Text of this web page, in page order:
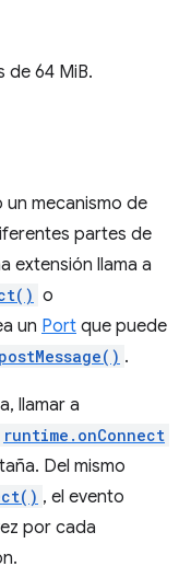
de 64 MiB.
mecanismo de
partes de
extensión llama a
o
un Port que puede
postMessage() .
llamar a
runtime.onConnect
Del mismo
, el evento
por cada